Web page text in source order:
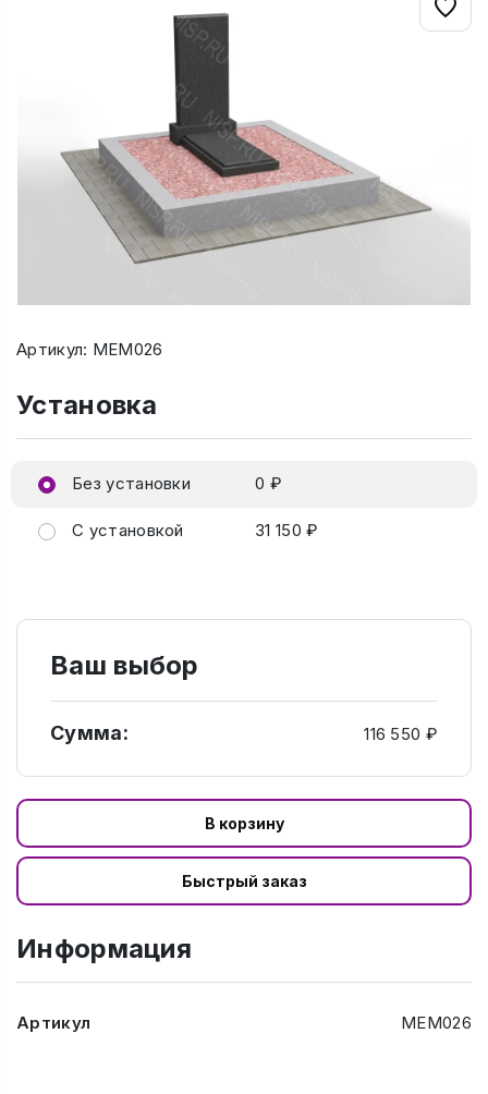
Артикул: МЕМ026
Установка
Без установки 0 ₽
С установкой 31 150 ₽
Ваш выбор
Сумма: 116 550 ₽
В корзину
Быстрый заказ
Информация
Артикул МЕМ026